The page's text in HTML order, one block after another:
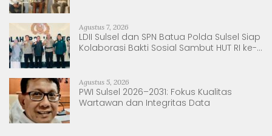
Agustus 7, 2026
LDII Sulsel dan SPN Batua Polda Sulsel Siap
Kolaborasi Bakti Sosial Sambut HUT RI ke-
Agustus 5, 2026
PWI Sulsel 2026–2031: Fokus Kualitas
Wartawan dan Integritas Data